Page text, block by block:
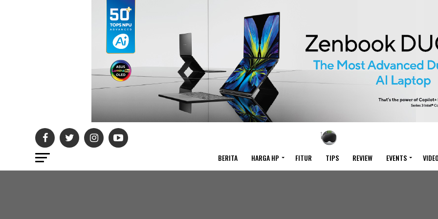
BERITA HARGA HP FITUR TIPS REVIEW EVENTS